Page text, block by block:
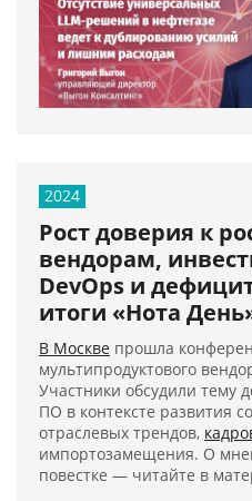
2024
Рост доверия к
вендорам,
DevOps и
итоги «Нота
В Москве прошла
мультипродуктового
Участники обсудили тему
ПО в контексте развития
отраслевых трендов,
импортозамещения. О
повестке — читайте в